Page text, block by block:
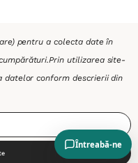
pentru a colecta date în
Prin utilizarea site-
datelor conform descrierii din